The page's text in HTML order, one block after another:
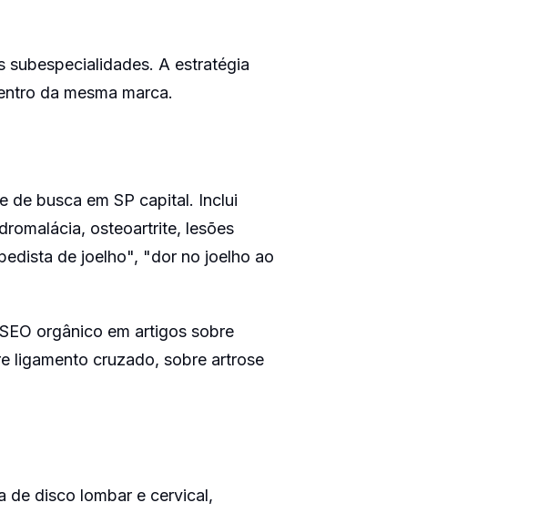
subespecialidades. A estratégia
da mesma marca.
de busca em SP capital. Inclui
osteoartrite, lesões
de joelho", "dor no joelho ao
orgânico em artigos sobre
ligamento cruzado, sobre artrose
de disco lombar e cervical,